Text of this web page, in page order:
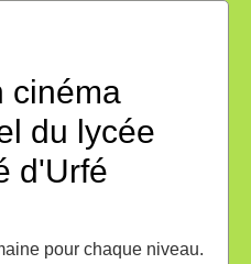
cinéma
du lycée
d'Urfé
pour chaque niveau.